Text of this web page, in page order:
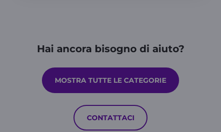
Hai ancora bisogno di aiuto?
MOSTRA TUTTE LE CATEGORIE
CONTATTACI